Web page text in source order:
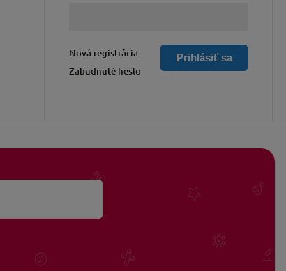
Prihlásiť sa
Nová registrácia
Zabudnuté heslo